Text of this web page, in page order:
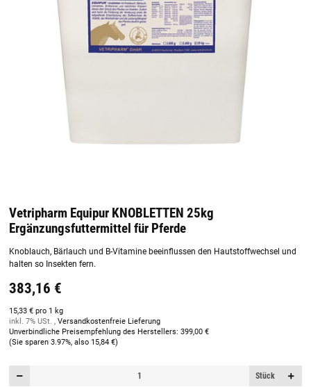
Vetripharm Equipur KNOBLETTEN 25kg
Ergänzungsfuttermittel für Pferde
Knoblauch, Bärlauch und B-Vitamine beeinflussen den Hautstoffwechsel und
halten so Insekten fern.
383,16 €
15,33 € pro 1 kg
inkl. 7% USt. , Versandkostenfreie Lieferung
Unverbindliche Preisempfehlung des Herstellers: 399,00 €
(Sie sparen 3.97%, also 15,84 €)
Stück